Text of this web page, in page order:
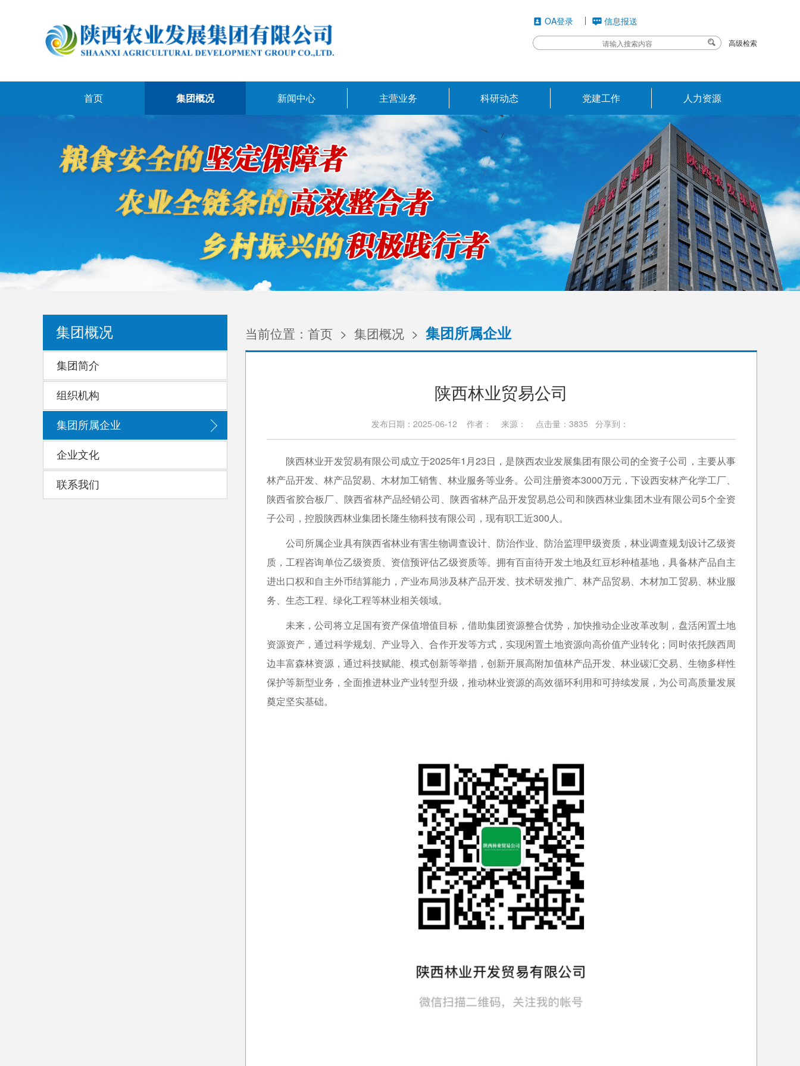
OA登录 信息报送
高级检索
首页 集团概况 新闻中心 主营业务 科研动态 党建工作 人力资源
集团概况
集团简介
组织机构
集团所属企业
企业文化
联系我们
当前位置： 首页 > 集团概况 > 集团所属企业
陕西林业贸易公司
发布日期：2025-06-12 作者： 来源： 点击量：3835 分享到：
陕西林业开发贸易有限公司成立于2025年1月23日，是陕西农业发展集团有限公司的全资子公司，主要从事
林产品开发、林产品贸易、木材加工销售、林业服务等业务。公司注册资本3000万元，下设西安林产化学工厂、
陕西省胶合板厂、陕西省林产品经销公司、陕西省林产品开发贸易总公司和陕西林业集团木业有限公司5个全资
子公司，控股陕西林业集团长隆生物科技有限公司，现有职工近300人。
公司所属企业具有陕西省林业有害生物调查设计、防治作业、防治监理甲级资质，林业调查规划设计乙级资
质，工程咨询单位乙级资质、资信预评估乙级资质等。拥有百亩待开发土地及红豆杉种植基地，具备林产品自主
进出口权和自主外币结算能力，产业布局涉及林产品开发、技术研发推广、林产品贸易、木材加工贸易、林业服
务、生态工程、绿化工程等林业相关领域。
未来，公司将立足国有资产保值增值目标，借助集团资源整合优势，加快推动企业改革改制，盘活闲置土地
资源资产，通过科学规划、产业导入、合作开发等方式，实现闲置土地资源向高价值产业转化；同时依托陕西周
边丰富森林资源，通过科技赋能、模式创新等举措，创新开展高附加值林产品开发、林业碳汇交易、生物多样性
保护等新型业务，全面推进林业产业转型升级，推动林业资源的高效循环利用和可持续发展，为公司高质量发展
奠定坚实基础。